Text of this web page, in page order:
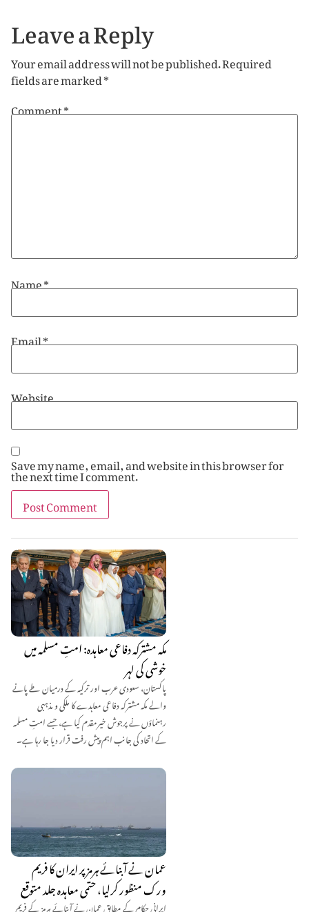
مکہ مشترکہ دفاعی معاہدہ: امتِ مسلمہ میں
خوشی کی لہر
پاکستان، سعودی عرب اور ترکیہ کے درمیان طے پانے
والے مکہ مشترکہ دفاعی معاہدے کا ملکی و مذہبی
رہنماؤں نے پرجوش خیرمقدم کیا ہے، جسے امتِ مسلمہ
کے اتحاد کی جانب اہم پیش رفت قرار دیا جا رہا ہے۔
عمان نے آبنائے ہرمز پر ایران کا فریم
ورک منظور کرلیا، حتمی معاہدہ جلد متوقع
ایرانی حکام کے مطابق عمان نے آبنائے ہرمز کے فریم
Leave a Reply
Your email address will not be published.Required
fields are marked*
Comment*
Name*
Email*
Website
Save my name, email, and website in this browser for
the next time I comment.